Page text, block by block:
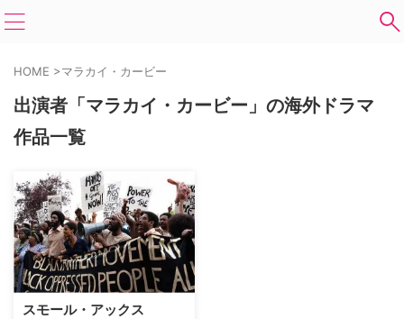
HOME >マラカイ・カービー
出演者「マラカイ・カービー」の海外ドラマ
作品一覧
スモール・アックス